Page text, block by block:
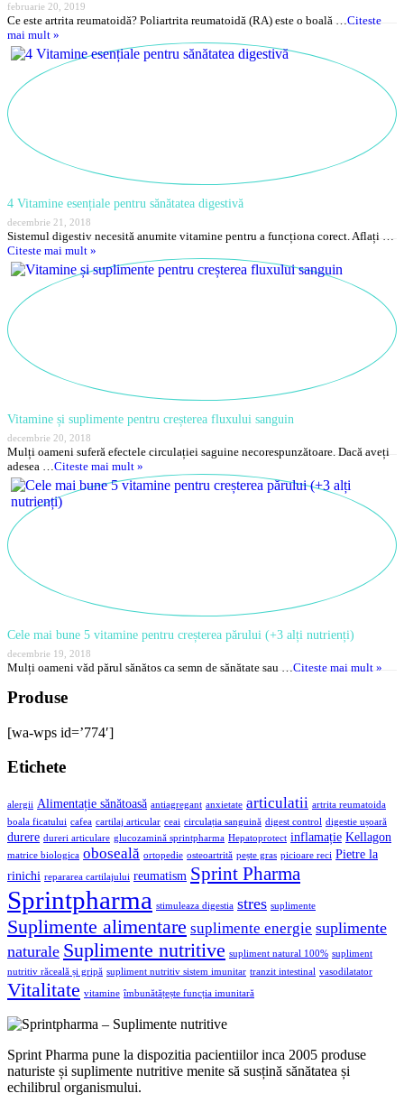
februarie 20, 2019
Ce este artrita reumatoidă? Poliartrita reumatoidă (RA) este o boală …Citeste
mai mult »
4 Vitamine esențiale pentru sănătatea digestivă
decembrie 21, 2018
Sistemul digestiv necesită anumite vitamine pentru a funcționa corect. Aflați …
Citeste mai mult »
Vitamine și suplimente pentru creșterea fluxului sanguin
decembrie 20, 2018
Mulți oameni suferă efectele circulației saguine necorespunzătoare. Dacă aveți
adesea …Citeste mai mult »
Cele mai bune 5 vitamine pentru creșterea părului (+3 alți nutrienți)
decembrie 19, 2018
Mulți oameni văd părul sănătos ca semn de sănătate sau …Citeste mai mult »
Produse
[wa-wps id=’774′]
Etichete
alergii Alimentație sănătoasă antiagregant anxietate articulatii artrita reumatoida
boala ficatului cafea cartilaj articular ceai circulația sanguină digest control digestie ușoară
durere dureri articulare glucozamină sprintpharma Hepatoprotect inflamație Kellagon
matrice biologica oboseală ortopedie osteoartrită pește gras picioare reci Pietre la
rinichi repararea cartilajului reumatism Sprint Pharma
Sprintpharma stimuleaza digestia stres suplimente
Suplimente alimentare suplimente energie suplimente
naturale Suplimente nutritive supliment natural 100% supliment
nutritiv răceală și gripă supliment nutritiv sistem imunitar tranzit intestinal vasodilatator
Vitalitate vitamine îmbunătățește funcția imunitară
Sprint Pharma pune la dispozitia pacientiilor inca 2005 produse
naturiste și suplimente nutritive menite să susțină sănătatea și
echilibrul organismului.